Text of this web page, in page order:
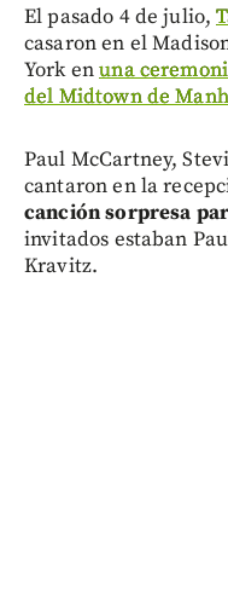
El pasado 4 de julio,
casaron en el
York enuna
del Midtown de
Paul McCartney,
cantaron en la
canción sorpresa
invitados estaban
Kravitz.